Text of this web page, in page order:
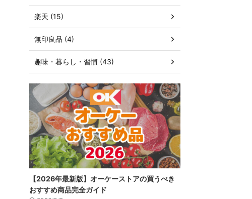
楽天 (15)
無印良品 (4)
趣味・暮らし・習慣 (43)
【2026年最新版】オーケーストアの買うべき
おすすめ商品完全ガイド